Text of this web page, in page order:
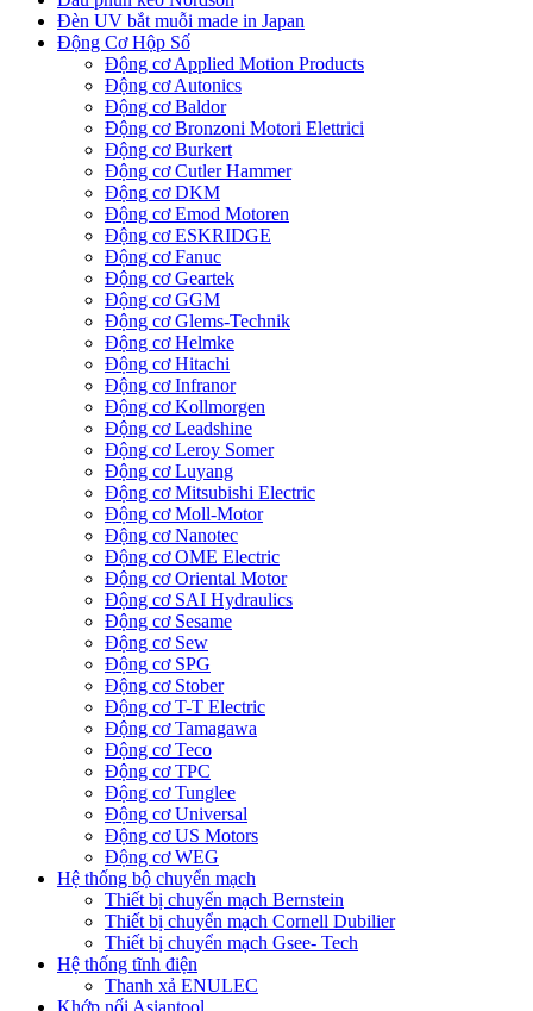
Đèn UV bắt muỗi made in Japan
Động Cơ Hộp Số
Động cơ Applied Motion Products
Động cơ Autonics
Động cơ Baldor
Động cơ Bronzoni Motori Elettrici
Động cơ Burkert
Động cơ Cutler Hammer
Động cơ DKM
Động cơ Emod Motoren
Động cơ ESKRIDGE
Động cơ Fanuc
Động cơ Geartek
Động cơ GGM
Động cơ Glems-Technik
Động cơ Helmke
Động cơ Hitachi
Động cơ Infranor
Động cơ Kollmorgen
Động cơ Leadshine
Động cơ Leroy Somer
Động cơ Luyang
Động cơ Mitsubishi Electric
Động cơ Moll-Motor
Động cơ Nanotec
Động cơ OME Electric
Động cơ Oriental Motor
Động cơ SAI Hydraulics
Động cơ Sesame
Động cơ Sew
Động cơ SPG
Động cơ Stober
Động cơ T-T Electric
Động cơ Tamagawa
Động cơ Teco
Động cơ TPC
Động cơ Tunglee
Động cơ Universal
Động cơ US Motors
Động cơ WEG
Hệ thống bộ chuyển mạch
Thiết bị chuyển mạch Bernstein
Thiết bị chuyển mạch Cornell Dubilier
Thiết bị chuyển mạch Gsee- Tech
Hệ thống tĩnh điện
Thanh xả ENULEC
Khớp nối Asiantool